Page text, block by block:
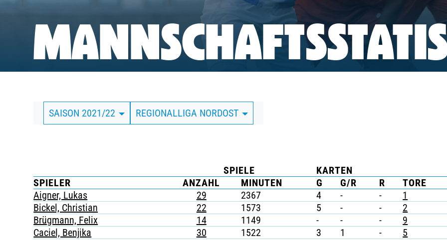
CLUBMITGLIEDSCHAFT
BUSINESS
SÜDKURVE
TICKETING
SAISON 2021/22 REGIONALLIGA NORDOST
SPIELE KARTEN
SPIELER
ANZAHL MINUTEN G G/R R TORE
Aigner, Lukas
29 2367 4 - - 1
Bickel, Christian
22 1573 5 - - 2
Brügmann, Felix
14 1149 - - - 9
Caciel, Benjika
30 1522 3 1 - 5